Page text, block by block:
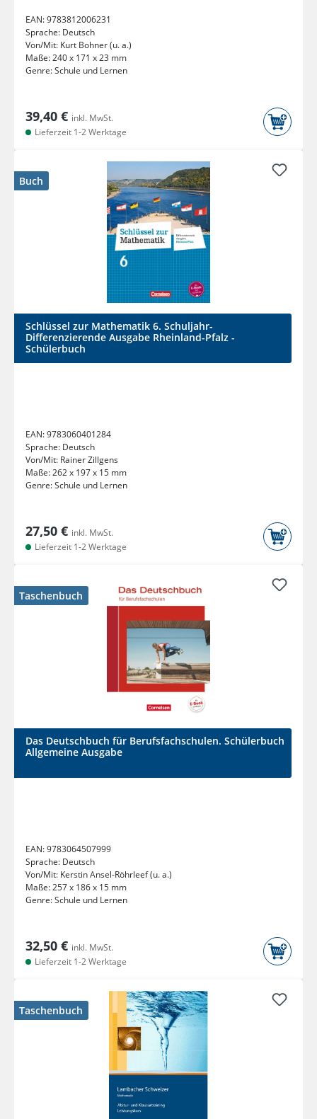
EAN:9783812006231
Sprache: Deutsch
Von/Mit: Kurt Bohner (u. a.)
Maße:240 x 171 x 23 mm
Genre:Schule und Lernen
39,40 € inkl. MwSt.
Lieferzeit 1-2 Werktage
Buch
Schlüssel zur Mathematik 6. Schuljahr-
Differenzierende Ausgabe Rheinland-Pfalz -
Schülerbuch
EAN:9783060401284
Sprache: Deutsch
Von/Mit: Rainer Zillgens
Maße:262 x 197 x 15 mm
Genre:Schule und Lernen
27,50 € inkl. MwSt.
Lieferzeit 1-2 Werktage
Taschenbuch
Das Deutschbuch für Berufsfachschulen. Schülerbuch
Allgemeine Ausgabe
EAN:9783064507999
Sprache: Deutsch
Von/Mit: Kerstin Ansel-Röhrleef (u. a.)
Maße:257 x 186 x 15 mm
Genre:Schule und Lernen
32,50 € inkl. MwSt.
Lieferzeit 1-2 Werktage
Taschenbuch